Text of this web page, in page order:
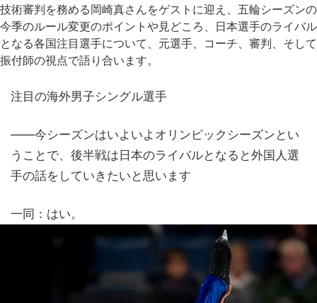
技術審判を務める岡崎真さんをゲストに迎え、五輪シーズンの
今季のルール変更のポイントや見どころ、日本選手のライバル
となる各国注目選手について、元選手、コーチ、審判、そして
振付師の視点で語り合います。
注目の海外男子シングル選手
——今シーズンはいよいよオリンピックシーズンとい
うことで、後半戦は日本のライバルとなると外国人選
手の話をしていきたいと思います
一同：はい。